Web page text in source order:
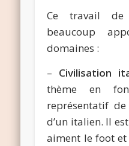
Ce travail
beaucoup
domaines :
– Civilisation
thème en
représentatif
d’un italien. Il
aiment le foot